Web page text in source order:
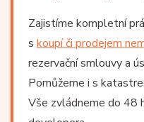
Zajistíme kompletní
s koupí či prodejem
rezervační smlouvy a
Pomůžeme i s
Vše zvládneme do 48